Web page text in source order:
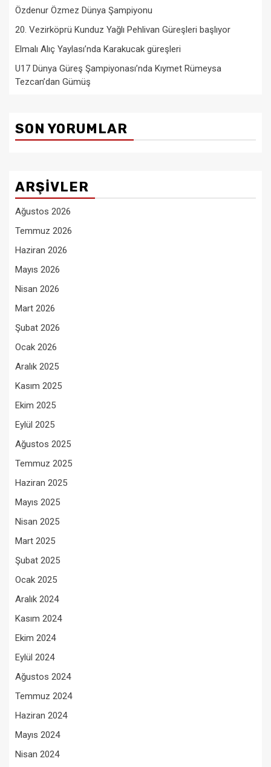
Özdenur Özmez Dünya Şampiyonu
20. Vezirköprü Kunduz Yağlı Pehlivan Güreşleri başlıyor
Elmalı Alıç Yaylası’nda Karakucak güreşleri
U17 Dünya Güreş Şampiyonası’nda Kıymet Rümeysa
Tezcan’dan Gümüş
SON YORUMLAR
ARŞIVLER
Ağustos 2026
Temmuz 2026
Haziran 2026
Mayıs 2026
Nisan 2026
Mart 2026
Şubat 2026
Ocak 2026
Aralık 2025
Kasım 2025
Ekim 2025
Eylül 2025
Ağustos 2025
Temmuz 2025
Haziran 2025
Mayıs 2025
Nisan 2025
Mart 2025
Şubat 2025
Ocak 2025
Aralık 2024
Kasım 2024
Ekim 2024
Eylül 2024
Ağustos 2024
Temmuz 2024
Haziran 2024
Mayıs 2024
Nisan 2024